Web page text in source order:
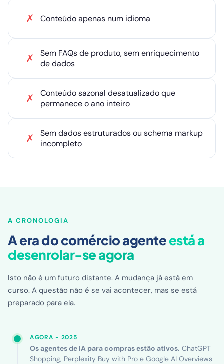
✗ Conteúdo apenas num idioma
✗
Sem FAQs de produto, sem enriquecimento
de dados
✗
Conteúdo sazonal desatualizado que
permanece o ano inteiro
✗
Sem dados estruturados ou schema markup
incompleto
A CRONOLOGIA
A era do comércio agenteestá a
desenrolar-se agora
Isto não é um futuro distante. A mudança já está em
curso. A questão não é se vai acontecer, mas se está
preparado para ela.
AGORA - 2025
Os agentes de IA para compras estão ativos. ChatGPT
Shopping, Perplexity Buy with Pro e Google AI Overviews